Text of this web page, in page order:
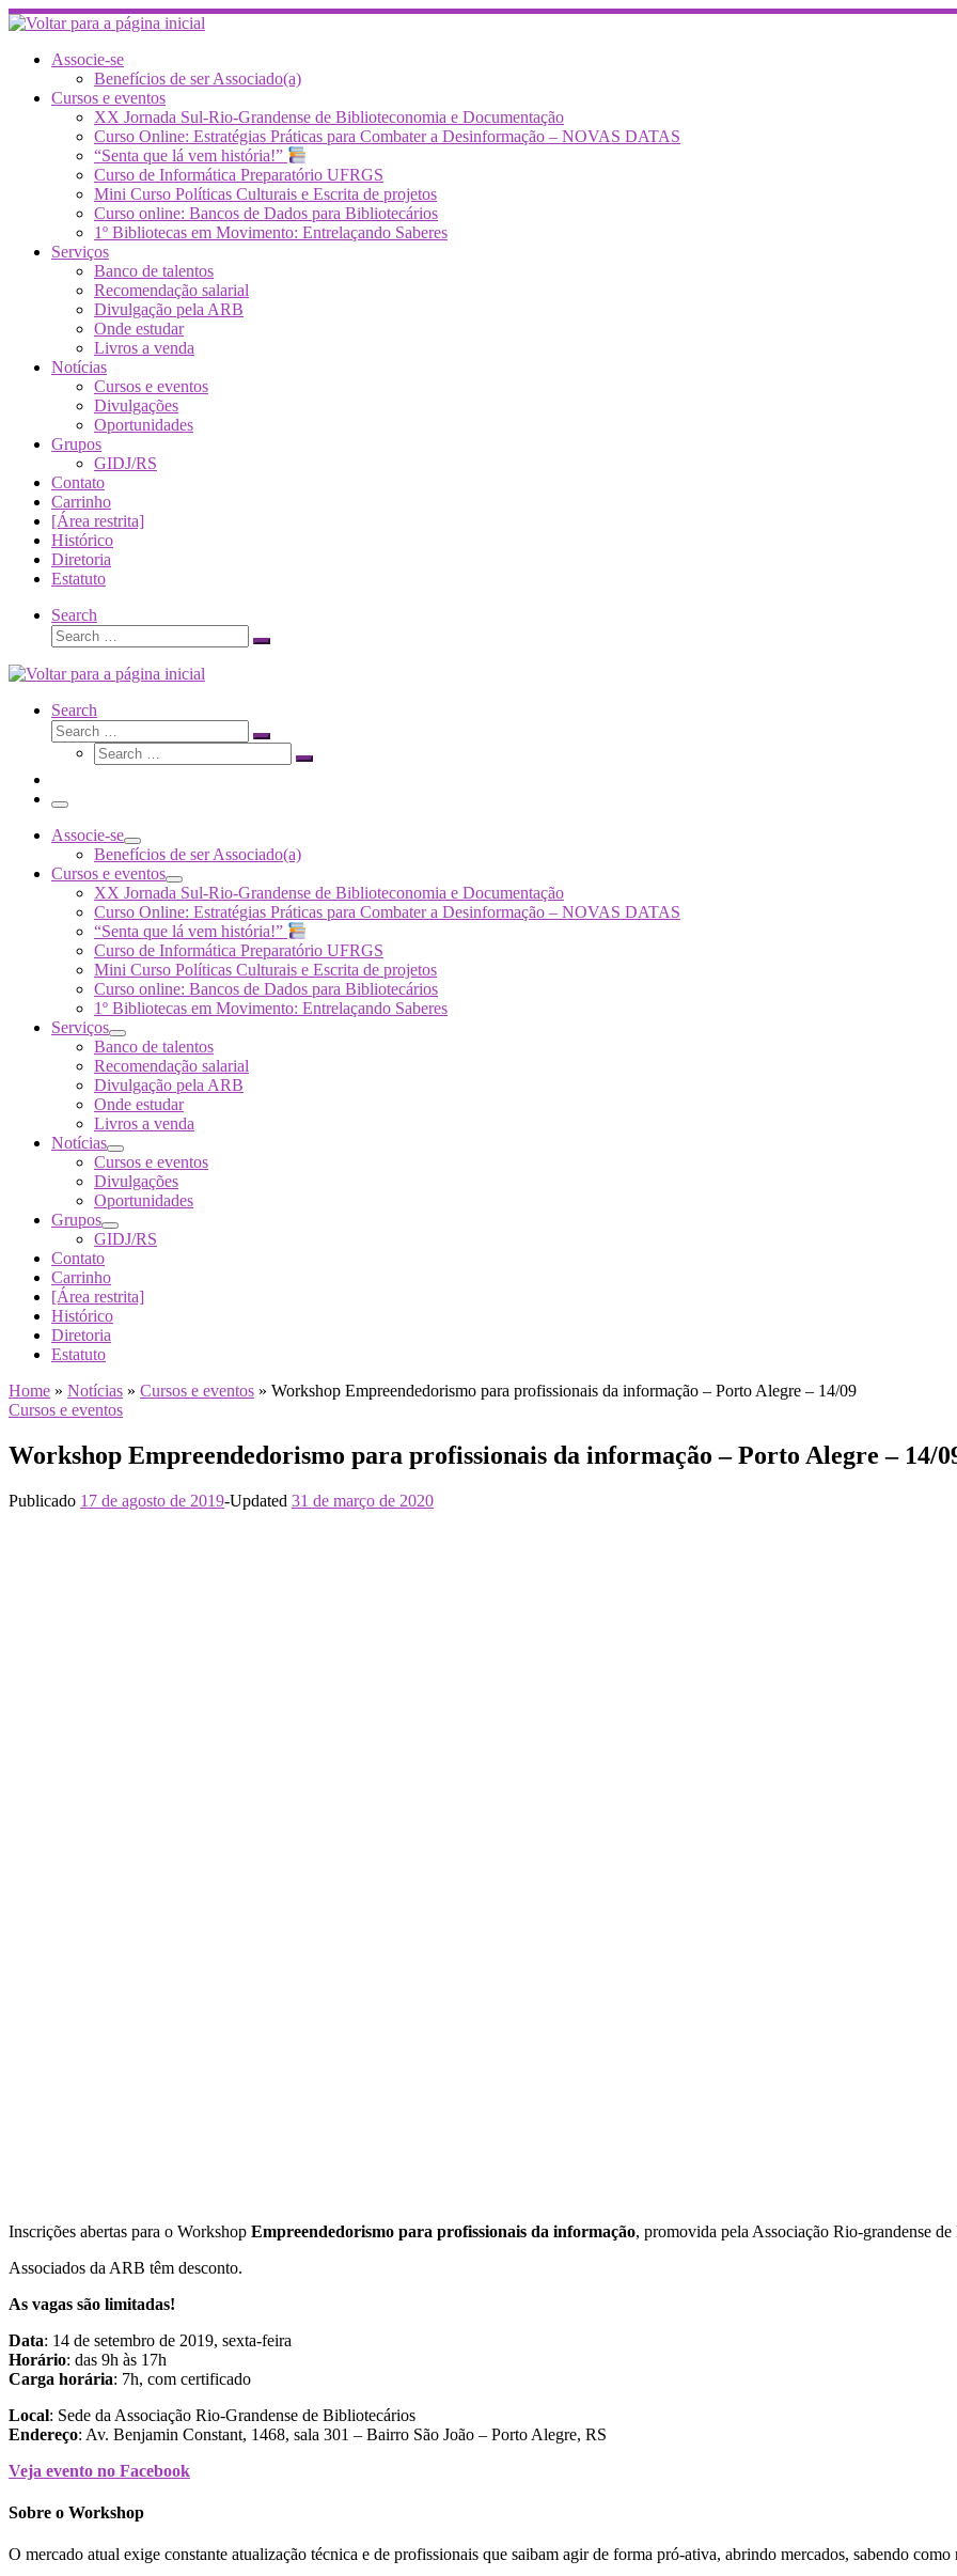
Skip
to
contentAssocie-se
Benefícios de ser Associado(a)
Cursos e eventos
XX Jornada Sul-Rio-Grandense de Biblioteconomia e Documentação
Curso Online: Estratégias Práticas para Combater a Desinformação – NOVAS DATAS
“Senta que lá vem história!”
Curso de Informática Preparatório UFRGS
Mini Curso Políticas Culturais e Escrita de projetos
Curso online: Bancos de Dados para Bibliotecários
1º Bibliotecas em Movimento: Entrelaçando Saberes
Serviços
Banco de talentos
Recomendação salarial
Divulgação pela ARB
Onde estudar
Livros a venda
Notícias
Cursos e eventos
Divulgações
Oportunidades
Grupos
GIDJ/RS
Contato
Carrinho
[Área restrita]
Histórico
Diretoria
Estatuto
Search
Search
Search
Search
Search
Search
Search
Search
Menu
Associe-se
Benefícios de ser Associado(a)
Cursos e eventos
XX Jornada Sul-Rio-Grandense de Biblioteconomia e Documentação
Curso Online: Estratégias Práticas para Combater a Desinformação – NOVAS DATAS
“Senta que lá vem história!”
Curso de Informática Preparatório UFRGS
Mini Curso Políticas Culturais e Escrita de projetos
Curso online: Bancos de Dados para Bibliotecários
1º Bibliotecas em Movimento: Entrelaçando Saberes
Serviços
Banco de talentos
Recomendação salarial
Divulgação pela ARB
Onde estudar
Livros a venda
Notícias
Cursos e eventos
Divulgações
Oportunidades
Grupos
GIDJ/RS
Contato
Carrinho
[Área restrita]
Histórico
Diretoria
Estatuto
Home » Notícias » Cursos e eventos » Workshop Empreendedorismo para profissionais da informação – Porto Alegre – 14/09
Cursos e eventos
Workshop Empreendedorismo para profissionais da informação – Porto Alegre – 14/
Publicado 17 de agosto de 2019-Updated 31 de março de 2020
Inscrições abertas para o Workshop Empreendedorismo para profissionais da informação, promovida pela Associação Rio-grandense
Associados da ARB têm desconto.
As vagas são limitadas!
Data: 14 de setembro de 2019, sexta-feira
Horário: das 9h às 17h
Carga horária: 7h, com certificado
Local: Sede da Associação Rio-Grandense de Bibliotecários
Endereço: Av. Benjamin Constant, 1468, sala 301 – Bairro São João – Porto Alegre, RS
Veja evento no Facebook
Sobre o Workshop
O mercado atual exige constante atualização técnica e de profissionais que saibam agir de forma pró-ativa, abrindo mercados, sabendo como